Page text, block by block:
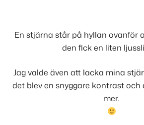
En stjärna står på hyllan ovanför
den fick en liten
Jag valde även att lacka mina
det blev en snyggare kontrast
mer.